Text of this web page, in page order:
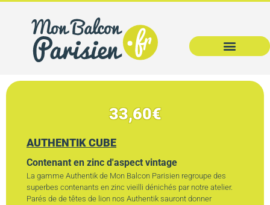
33,60€
AUTHENTIK CUBE
Contenant en zinc d'aspect vintage
La gamme Authentik de Mon Balcon Parisien regroupe des
superbes contenants en zinc vieilli dénichés par notre atelier.
Parés de de têtes de lion nos Authentik sauront donner